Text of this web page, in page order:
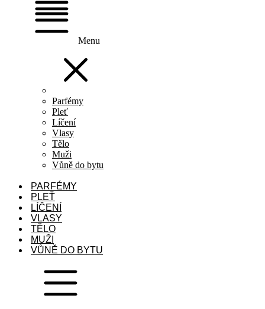
Menu
Parfémy
Pleť
Líčení
Vlasy
Tělo
Muži
Vůně do bytu
PARFÉMY
PLEŤ
LÍČENÍ
VLASY
TĚLO
MUŽI
VŮNĚ DO BYTU